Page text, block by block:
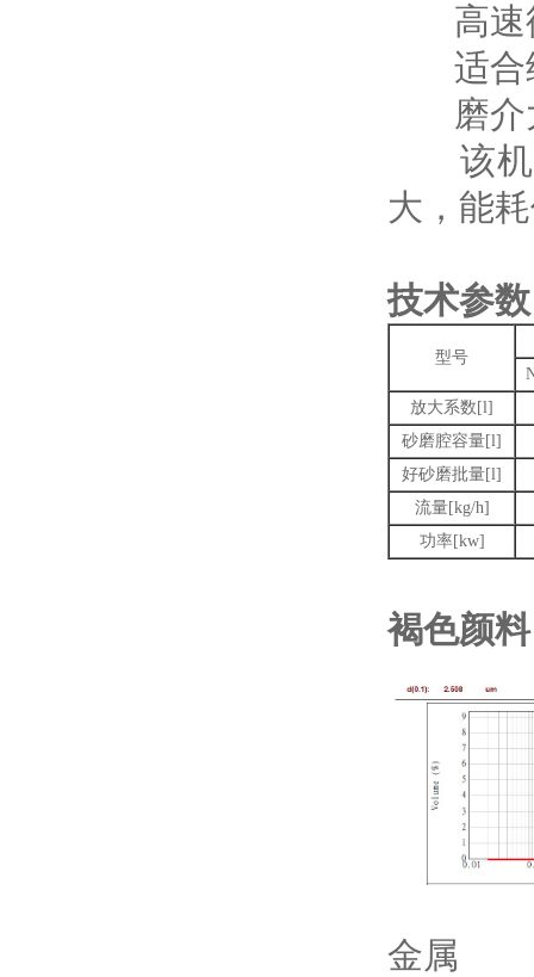
高速循
适合细
磨介
该机型
大，能
技术参数
型号
放大系数[l]
砂磨腔容量[l]
好砂磨批量[l]
流量[kg/h]
功率[kw]
褐色颜
金属